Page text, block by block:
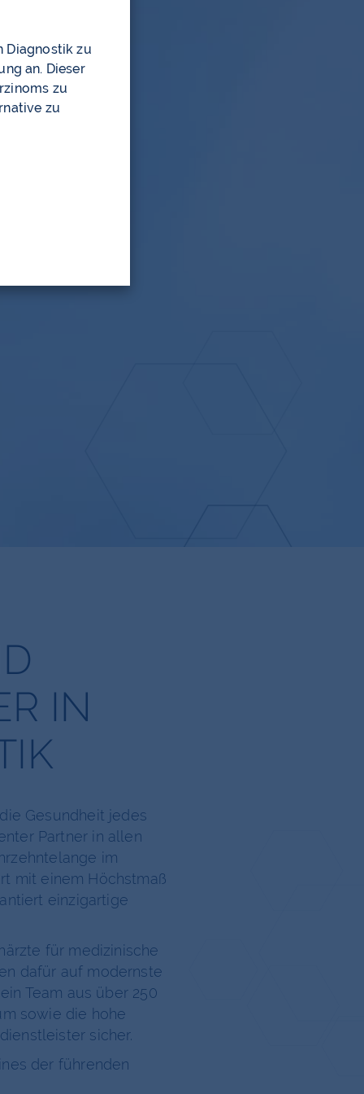
IN
Gesundheit jedes
Partner in allen
im
mit einem Höchstmaß
einzigartige
für medizinische
dafür auf modernste
Team aus über 250
sowie die hohe
sicher.
der führenden
Diagnostik zu
an. Dieser
zu
zu